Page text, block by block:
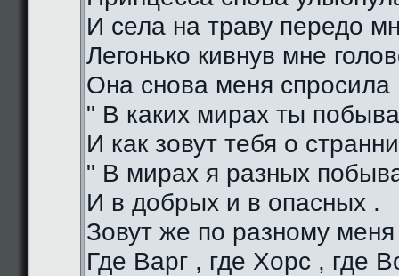
И села на траву передо
Легонько кивнув мне
Она снова меня спросила
" В каких мирах ты
И как зовут тебя о
" В мирах я разных
И в добрых и в опасных .
Зовут же по разному меня
Где Варг , где Хорс , где